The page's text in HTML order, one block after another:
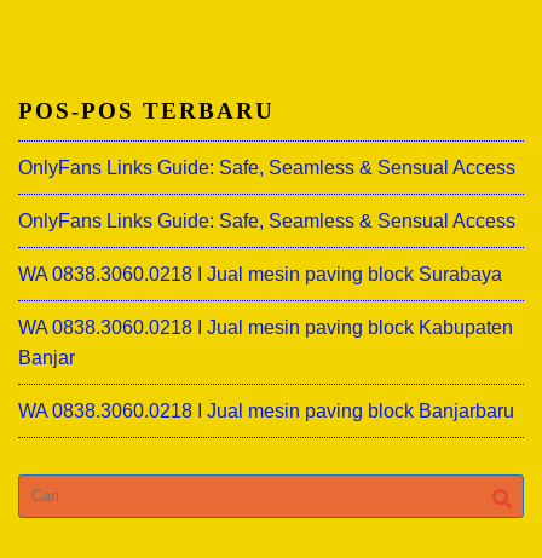
POS-POS TERBARU
OnlyFans Links Guide: Safe, Seamless & Sensual Access
OnlyFans Links Guide: Safe, Seamless & Sensual Access
WA 0838.3060.0218 I Jual mesin paving block Surabaya
WA 0838.3060.0218 I Jual mesin paving block Kabupaten
Banjar
WA 0838.3060.0218 I Jual mesin paving block Banjarbaru
Cari
untuk: